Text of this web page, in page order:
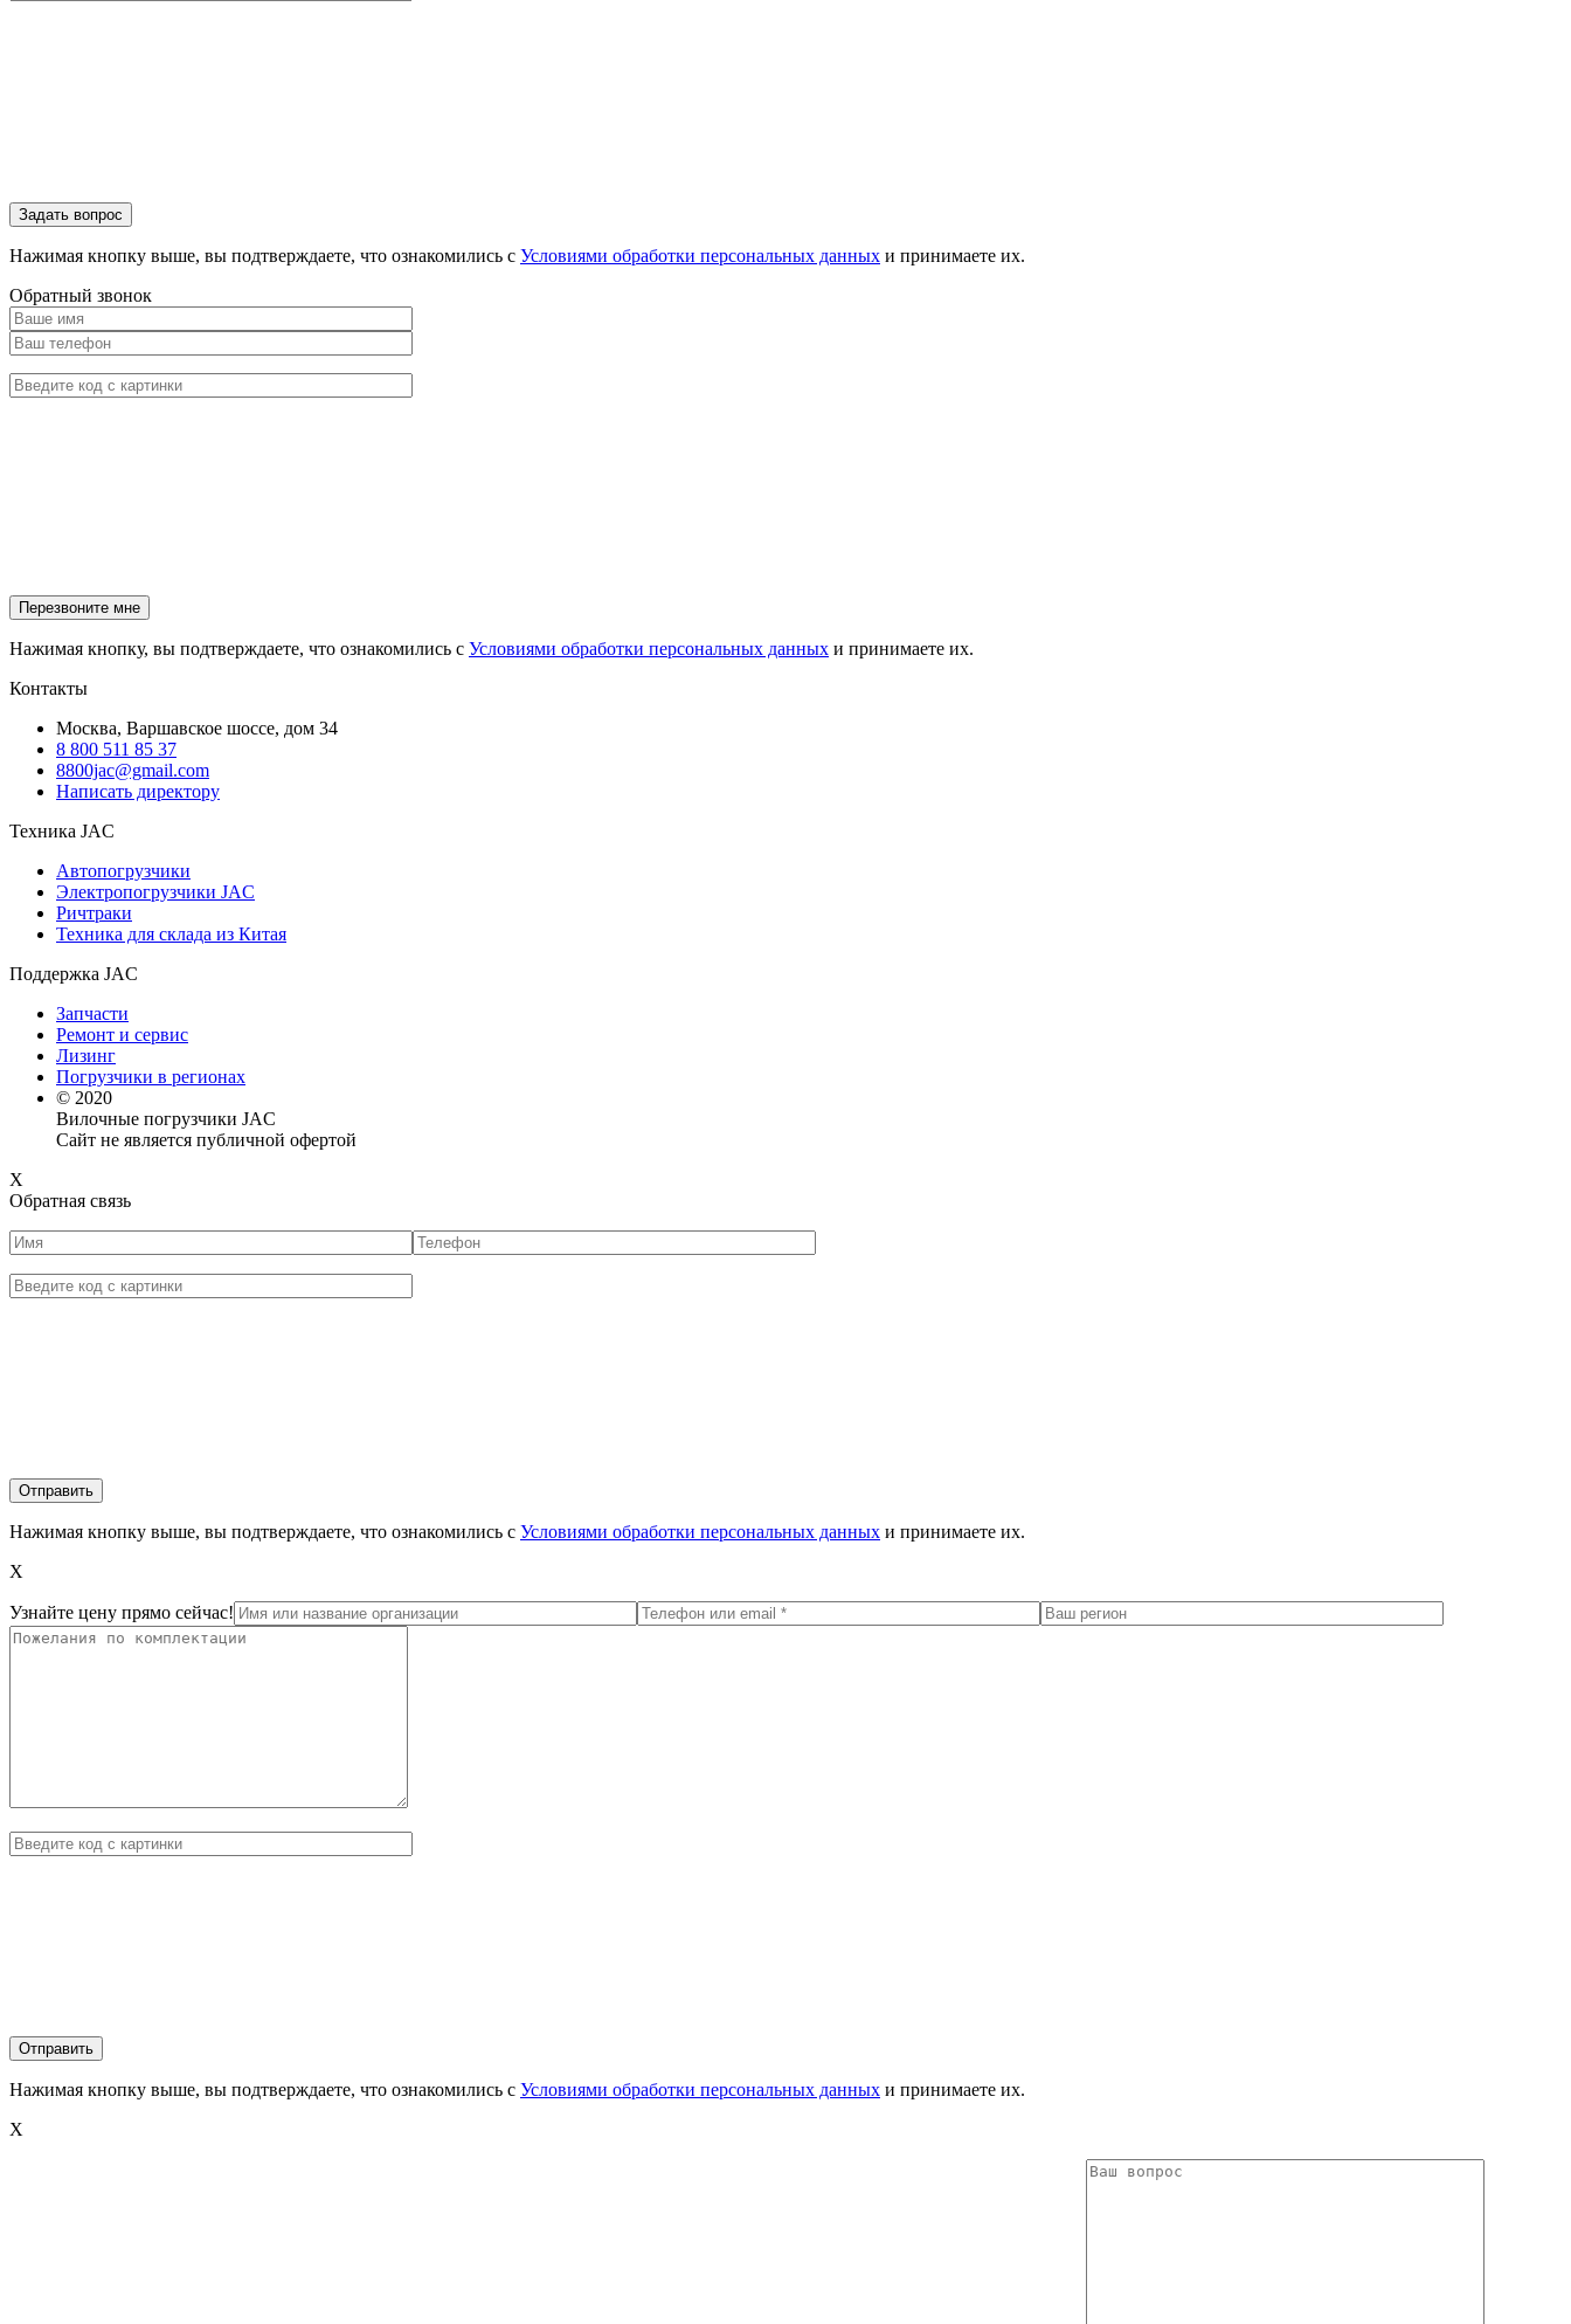
Нажимая кнопку выше, вы подтверждаете, что ознакомились с Условиями обработки персональных данных и принимаете их.
Обратный звонок
Нажимая кнопку, вы подтверждаете, что ознакомились с Условиями обработки персональных данных и принимаете их.
Контакты
Москва, Варшавское шоссе, дом 34
8 800 511 85 37
8800jac@gmail.com
Написать директору
Техника JAC
Автопогрузчики
Электропогрузчики JAC
Ричтраки
Техника для склада из Китая
Поддержка JAC
Запчасти
Ремонт и сервис
Лизинг
Погрузчики в регионах
© 2020
Вилочные погрузчики JAC
Сайт не является публичной офертой
X
Обратная связь
Нажимая кнопку выше, вы подтверждаете, что ознакомились с Условиями обработки персональных данных и принимаете их.
X
Узнайте цену прямо сейчас!
Нажимая кнопку выше, вы подтверждаете, что ознакомились с Условиями обработки персональных данных и принимаете их.
X